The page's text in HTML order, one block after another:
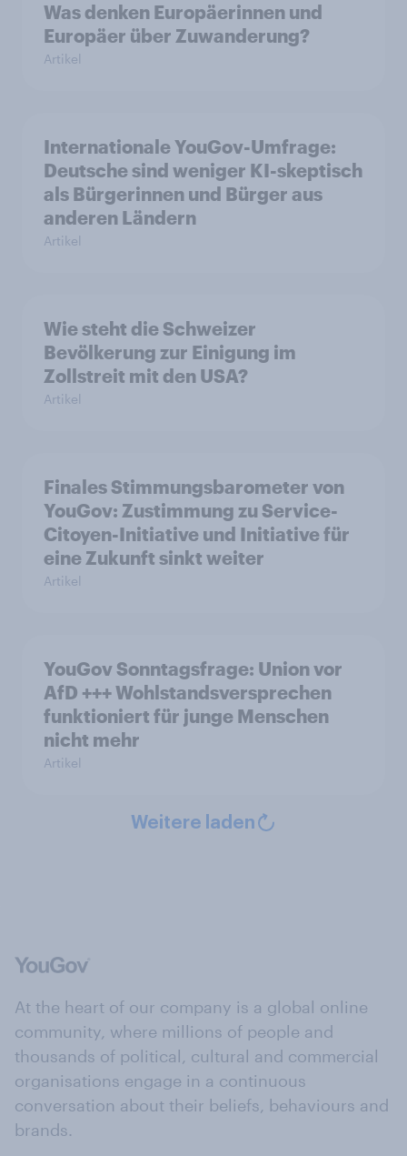
Was denken Europäerinnen und
Europäer über Zuwanderung?
Artikel
Internationale YouGov-Umfrage:
Deutsche sind weniger KI-skeptisch
als Bürgerinnen und Bürger aus
anderen Ländern
Artikel
Wie steht die Schweizer
Bevölkerung zur Einigung im
Zollstreit mit den USA?
Artikel
Finales Stimmungsbarometer von
YouGov: Zustimmung zu Service-
Citoyen-Initiative und Initiative für
eine Zukunft sinkt weiter
Artikel
YouGov Sonntagsfrage: Union vor
AfD +++ Wohlstandsversprechen
funktioniert für junge Menschen
nicht mehr
Artikel
Weitere laden
At the heart of our company is a global online
community, where millions of people and
thousands of political, cultural and commercial
organisations engage in a continuous
conversation about their beliefs, behaviours and
brands.